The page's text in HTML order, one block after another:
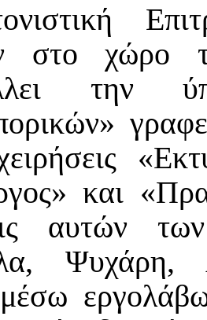
στο
την
και
αυτών
Ψυχάρη,